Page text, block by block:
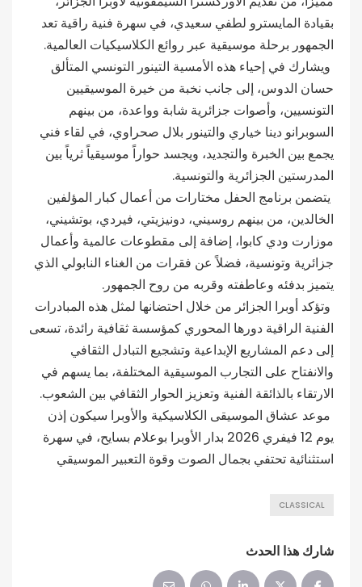
بقيادة المايسترو لطفي سعيدي، في سهرة فنية راقية تعد
الجمهور برحلة موسيقية عبر روائع الكلاسيكيات العالمية.
ويشارك في إحياء هذه الأمسية التينور التونسي المتألق
حسان الدوس، إلى جانب نخبة من خيرة الموسيقيين
التونسيين، وأصوات جزائرية شابة وواعدة، من بينهم
السوبرانو دينا خياري والتينور بلال صحراوي، في لقاء فني
يجمع بين الخبرة والتجديد، ويجسد حواراً موسيقياً ثرياً بين
المدرستين الجزائرية والتونسية.
يتضمن برنامج الحفل مختارات من أعمال كبار المؤلفين
الخالدين، من بينهم روسيني، دونيزيتي، فيردي، بوتشيني،
موزارت ودي كابوا، إضافة إلى مقطوعات عالمية وأعمال
جزائرية وتونسية، فضلاً عن فقرات من الغناء النابولي الذي
يتميز بدفئه وعاطفته وقربه من روح الجمهور.
وتؤكد أوبرا الجزائر من خلال احتضانها لمثل هذه المبادرات
الفنية الراقية دورها المحوري كمؤسسة ثقافية رائدة، تسعى
إلى دعم المشاريع الإبداعية وتشجيع التبادل الثقافي
والانفتاح على التجارب الموسيقية المختلفة، بما يسهم في
الارتقاء بالذائقة الفنية وتعزيز الحوار الثقافي بين الشعوب.
موعد عشاق الموسيقى الكلاسيكية والأوبرا سيكون إذن
يوم 12 فيفري 2026 بدار الأوبرا بوعلام بسايح، في سهرة
استثنائية تحتفي بجمال الصوت وقوة التعبير الموسيقي
CLASSICAL
شارك هذا الحدث